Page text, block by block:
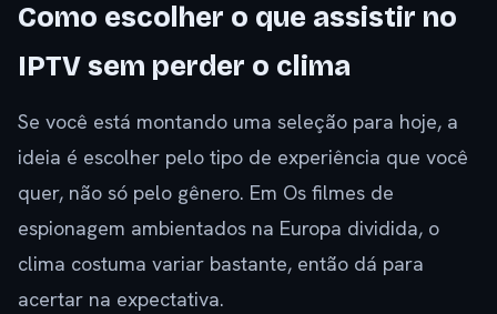
Como escolher o que assistir no
IPTV sem perder o clima
Se você está montando uma seleção para hoje, a
ideia é escolher pelo tipo de experiência que você
quer, não só pelo gênero. Em Os filmes de
espionagem ambientados na Europa dividida, o
clima costuma variar bastante, então dá para
acertar na expectativa.